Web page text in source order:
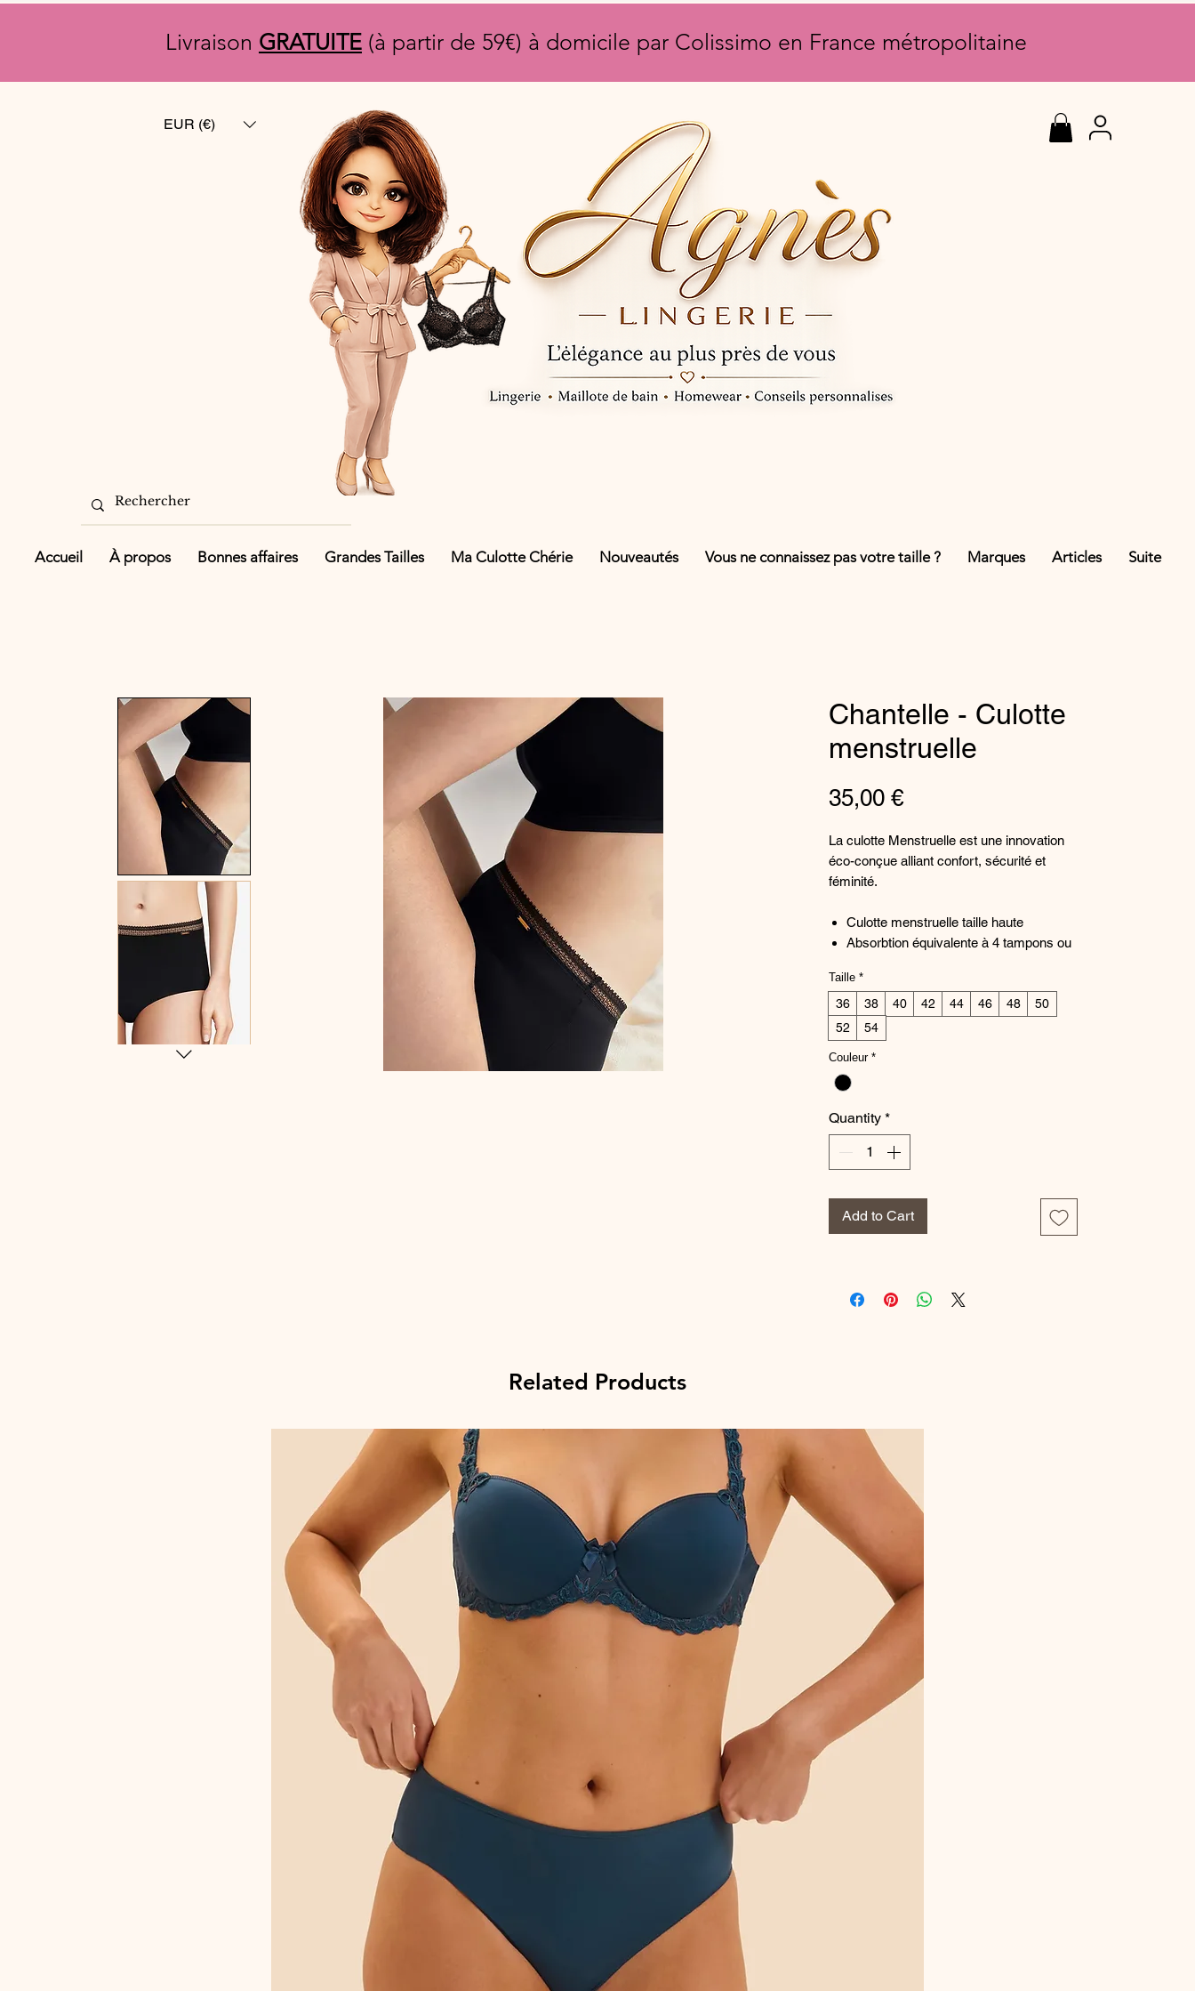
Livraison GRATUITE (à partir de 59€) à domicile par Colissimo en France métropolitaine
EUR (€)
Accueil À propos Bonnes affaires Grandes Tailles Ma Culotte Chérie Nouveautés Vous ne connaissez pas votre taille ? Marques Articles Suite
Chantelle - Culotte
menstruelle
35,00 €Price
La culotte Menstruelle est une innovation
éco-conçue alliant confort, sécurité et
féminité.
Culotte menstruelle taille haute
Absorbtion équivalente à 4 tampons ou
En maille recyclée ultra douce et
bordure graphique extensible
Finitions thermocollées au niveau du
tour de cuisses pour une invisibilité
totale sous les vêtements
Tissus certifiés STANDARD 100 by
d'argent
Conseil : Prendre sa taille habituelle
Création Française
Conseils d'entretien :
Lavez votre culotte en machine à laver à
froide <30° jusqu'à ce qu'elle soit propre.
Puis, lavez dans votre machine à laver à
Composition :
MAILLE DOS DEVANT 75% POLYAMIDE
25% ÉLASTHANNE
DENTELLE 85% POLYAMIDE 15%
MAILLE FOND INTÉRIEUR 81%
POLYESTER 19% POLYURÉTHANE
MAILLE 77% VISCOSE 23%
POLYESTER
MAILLE FOND EXTÉRIEUR 96% COTON
4% ÉLASTHANNE
Taille *
36 38 40 42 44 46 48
50
52
54
Couleur *
Quantity *
Add to Cart
Related Products